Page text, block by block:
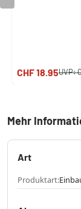
CHF 18.95UVP:
Mehr
Art
Produktart: